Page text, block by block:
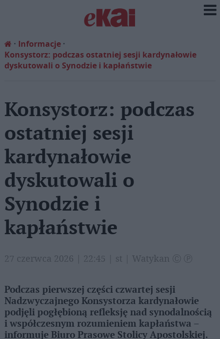
Informacje
Konsystorz: podczas ostatniej sesji kardynałowie
dyskutowali o Synodzie i kapłaństwie
Konsystorz: podczas
ostatniej sesji
kardynałowie
dyskutowali o
Synodzie i
kapłaństwie
27 czerwca 2026 | 22:45 | st | Watykan Ⓒ Ⓟ
Podczas pierwszej części czwartej sesji
Nadzwyczajnego Konsystorza kardynałowie
podjęli pogłębioną refleksję nad synodalnością
i współczesnym rozumieniem kapłaństwa –
informuje Biuro Prasowe Stolicy Apostolskiej.